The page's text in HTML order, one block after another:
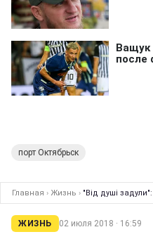
порт Октябрьск
Главная › Жизнь › "Від душі
ЖИЗНЬ 02 июля 2018 · 16:59